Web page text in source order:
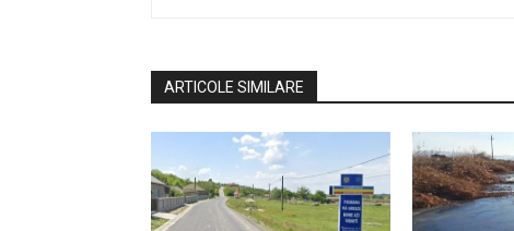
ARTICOLE SIMILARE